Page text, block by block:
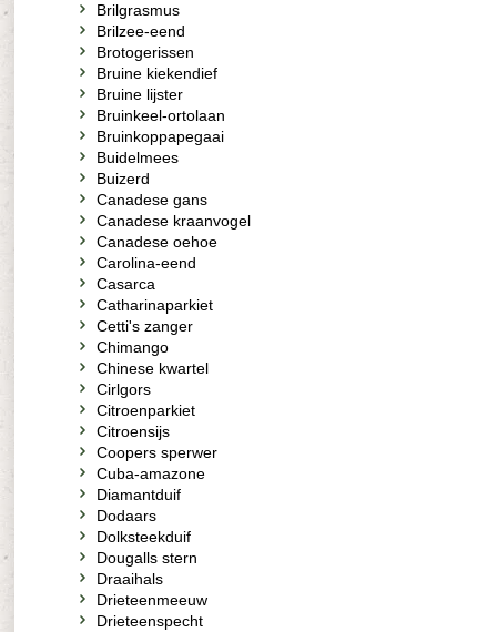
Brilgrasmus
Brilzee-eend
Brotogerissen
Bruine kiekendief
Bruine lijster
Bruinkeel-ortolaan
Bruinkoppapegaai
Buidelmees
Buizerd
Canadese gans
Canadese kraanvogel
Canadese oehoe
Carolina-eend
Casarca
Catharinaparkiet
Cetti's zanger
Chimango
Chinese kwartel
Cirlgors
Citroenparkiet
Citroensijs
Coopers sperwer
Cuba-amazone
Diamantduif
Dodaars
Dolksteekduif
Dougalls stern
Draaihals
Drieteenmeeuw
Drieteenspecht